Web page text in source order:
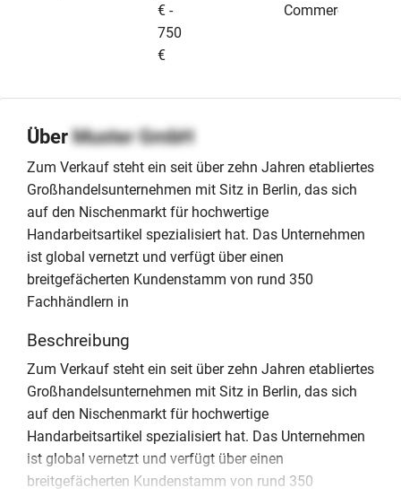
€ -
750
€
Commerce
ÜberMuster GmbH
Zum Verkauf steht ein seit über zehn Jahren etabliertes
Großhandelsunternehmen mit Sitz in Berlin, das sich
auf den Nischenmarkt für hochwertige
Handarbeitsartikel spezialisiert hat. Das Unternehmen
ist global vernetzt und verfügt über einen
breitgefächerten Kundenstamm von rund 350
Fachhändlern in
Beschreibung
Zum Verkauf steht ein seit über zehn Jahren etabliertes
Großhandelsunternehmen mit Sitz in Berlin, das sich
auf den Nischenmarkt für hochwertige
Handarbeitsartikel spezialisiert hat. Das Unternehmen
ist global vernetzt und verfügt über einen
breitgefächerten Kundenstamm von rund 350